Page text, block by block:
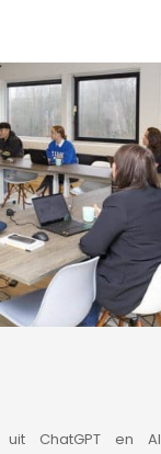
uit ChatGPT en AI